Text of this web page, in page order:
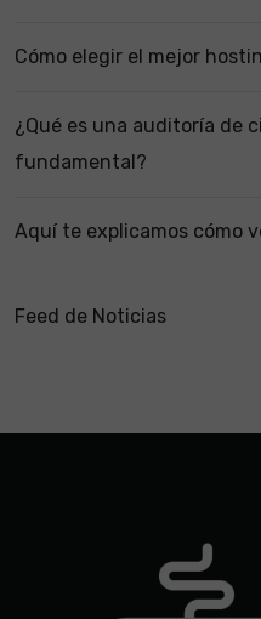
Cómo elegir el mejor
¿Qué es una auditoría de
fundamental?
Aquí te explicamos cómo
Feed de Noticias